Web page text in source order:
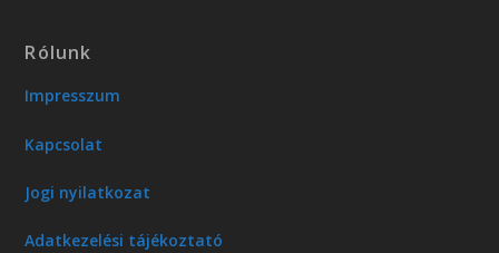
Rólunk
Impresszum
Kapcsolat
Jogi nyilatkozat
Adatkezelési tájékoztató